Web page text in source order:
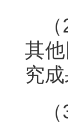
其
究成